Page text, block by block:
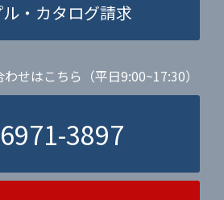
・カタログ請求
せはこちら（平日9:00~17:30）
3897